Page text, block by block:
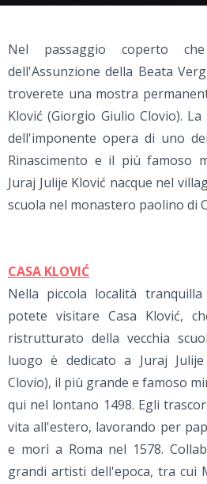
Nel passaggio coperto
dell'Assunzione della Beata
troverete una mostra
Klović (Giorgio Giulio Clovio).
dell'imponente opera di uno
Rinascimento e il più famoso
Juraj Julije Klović nacque nel
scuola nel monastero paolino di
CASA KLOVIĆ
Nella piccola località
potete visitare Casa Klović,
ristrutturato della vecchia
luogo è dedicato a Juraj
Clovio), il più grande e famoso
qui nel lontano 1498. Egli
vita all'estero, lavorando per
e morì a Roma nel 1578.
grandi artisti dell'epoca, tra cui